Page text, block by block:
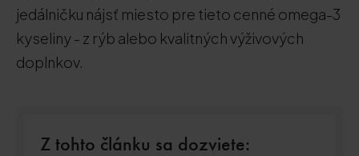
jedálničku nájsť miesto pre tieto cenné omega-3
kyseliny - z rýb alebo kvalitných výživových
doplnkov.
Z tohto článku sa dozviete: